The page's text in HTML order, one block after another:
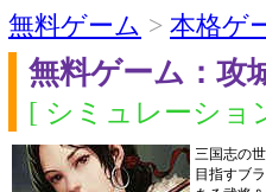
無料ゲーム > 本格ゲ
無料ゲーム：攻
[ シミュレーショ
三国志の
目指すブ